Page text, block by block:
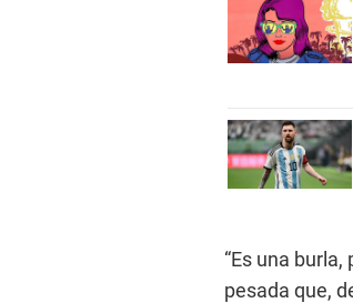
“Es una
pesada que,